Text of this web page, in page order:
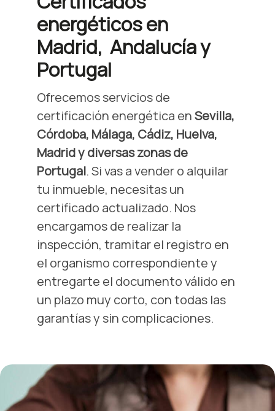
energéticos en
Madrid, Andalucía y
Portugal
Ofrecemos servicios de
certificación energética enSevilla,
Córdoba, Málaga, Cádiz, Huelva,
Madrid y diversas zonas de
Portugal. Si vas a vender o alquilar
tu inmueble, necesitas un
certificado actualizado. Nos
encargamos de realizar la
inspección, tramitar el registro en
el organismo correspondiente y
entregarte el documento válido en
un plazo muy corto, con todas las
garantías y sin complicaciones.